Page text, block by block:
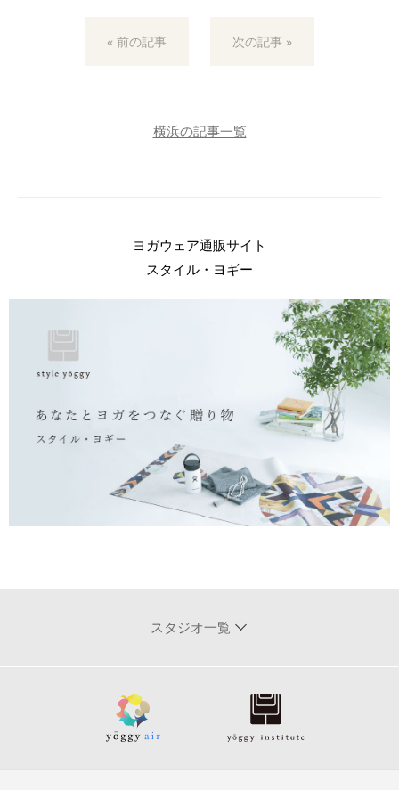
« 前の記事 次の記事 »
横浜の記事一覧
ヨガウェア通販サイト
スタイル・ヨギー
スタジオ一覧